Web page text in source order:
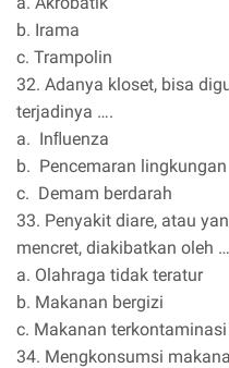
b. Irama
c. Trampolin
32. Adanya kloset, bisa
terjadinya ….
a. Inﬂuenza
b. Pencemaran lingkungan
c. Demam berdarah
33. Penyakit diare, atau
mencret, diakibatkan oleh
a. Olahraga tidak teratur
b. Makanan bergizi
c. Makanan
34. Mengkonsumsi